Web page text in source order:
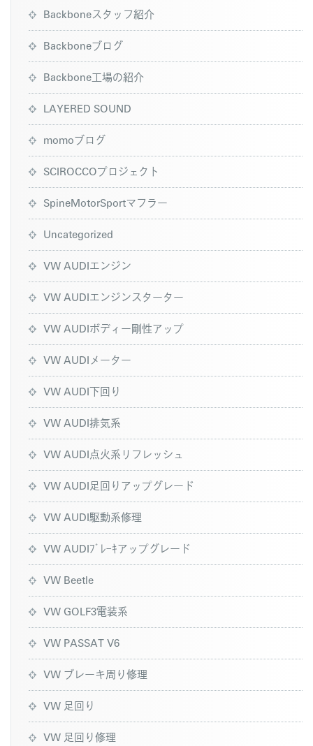
Backboneスタッフ紹介
Backboneブログ
Backbone工場の紹介
LAYERED SOUND
momoブログ
SCIROCCOプロジェクト
SpineMotorSportマフラー
Uncategorized
VW AUDIエンジン
VW AUDIエンジンスターター
VW AUDIボディー剛性アップ
VW AUDIメーター
VW AUDI下回り
VW AUDI排気系
VW AUDI点火系リフレッシュ
VW AUDI足回りアップグレード
VW AUDI駆動系修理
VW AUDIﾌﾞﾚｰｷアップグレード
VW Beetle
VW GOLF3電装系
VW PASSAT V6
VW ブレーキ周り修理
VW 足回り
VW 足回り修理